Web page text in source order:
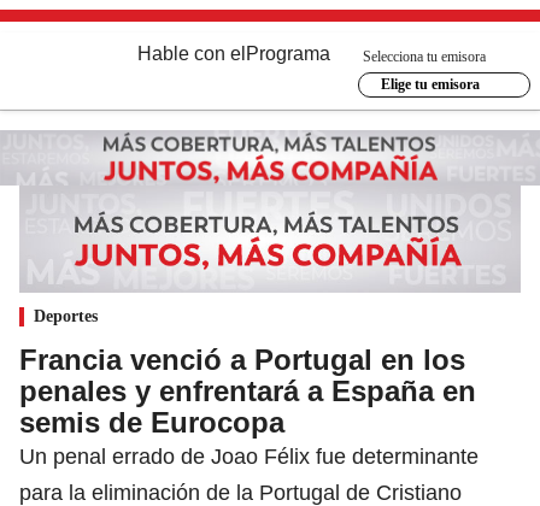
Hable con el Programa
Selecciona tu emisora
Elige tu emisora
Deportes
Francia venció a Portugal en los
penales y enfrentará a España en
semis de Eurocopa
Un penal errado de Joao Félix fue determinante
para la eliminación de la Portugal de Cristiano